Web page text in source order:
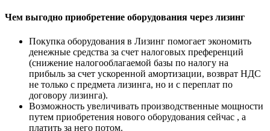
Чем выгодно приобретение оборудования через лизинг
Покупка оборудования в Лизинг помогает экономить
денежные средства за счет налоговых преференций
(снижение налогооблагаемой базы по налогу на
прибыль за счет ускоренной амортизации, возврат НДС
не только с предмета лизинга, но и с переплат по
договору лизинга).
Возможность увеличивать производственные мощности
путем приобретения нового оборудования сейчас , а
платить за него потом.